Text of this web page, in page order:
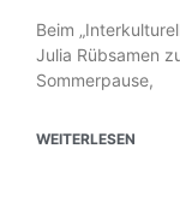
Beim
Julia Rübsamen
Sommerpause,
WEITERLESEN